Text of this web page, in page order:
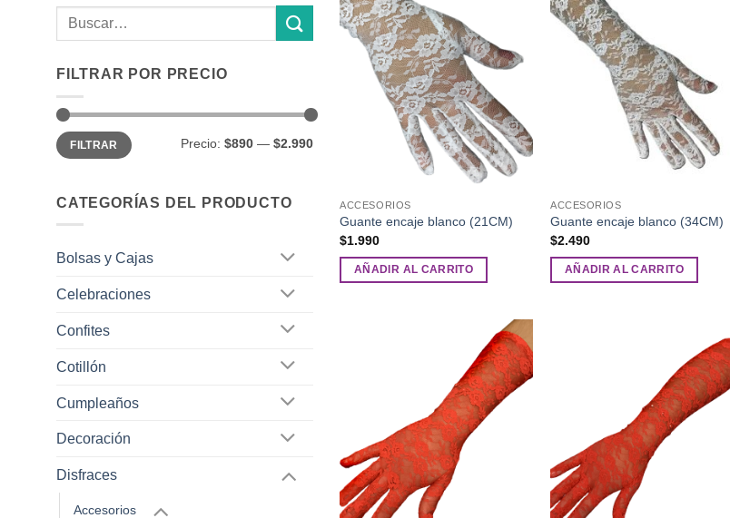
Buscar
FILTRAR POR PRECIO
Precio
mínimo
Precio
máximo
FILTRAR Precio: $890— $2.990
CATEGORÍAS DEL PRODUCTO
Bolsas y Cajas
Celebraciones
Confites
Cotillón
Cumpleaños
Decoración
Disfraces
Accesorios
deseos
ACCESORIOS
Guante encaje blanco (21CM)
$1.990
AÑADIR AL CARRITO
ACCESORIOS
Guante encaje blanco (34CM)
$2.490
AÑADIR AL CARRITO
Añadir
a la
lista de
deseos
Añadir
a la
lista de
deseos